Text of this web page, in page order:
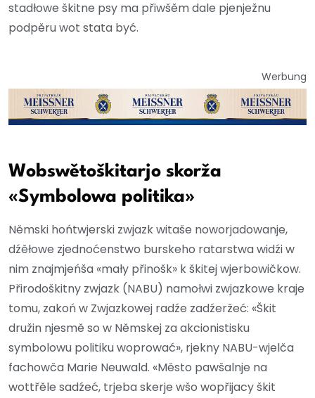
stadłowe škitne psy ma přiwšěm dale pjenježnu
podpěru wot stata być.
Werbung
Wobswětoškitarjo skorža
«Symbolowa politika»
Němski hońtwjerski zwjazk witaše noworjadowanje,
dźěłowe zjednoćenstwo burskeho ratarstwa widźi w
nim znajmjeńša «mały přinošk» k škitej wjerbowičkow.
Přirodoškitny zwjazk (NABU) namołwi zwjazkowe kraje
tomu, zakoń w Zwjazkowej radźe zadźeržeć: «Škit
družin njesmě so w Němskej za akcionistisku
symbolowu politiku woprować», rjekny NABU-wjelča
fachowča Marie Neuwald. «Město pawšalnje na
wottřěle sadźeć, trjeba skerje wšo wopřijacy škit